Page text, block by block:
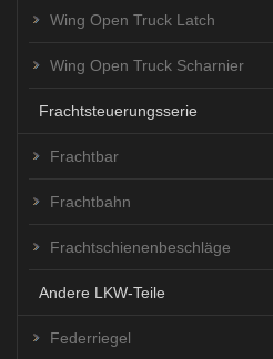
Wing Open Truck Latch
Wing Open Truck Scharnier
Frachtsteuerungsserie
Frachtbar
Frachtbahn
Frachtschienenbeschläge
Andere LKW-Teile
Federriegel